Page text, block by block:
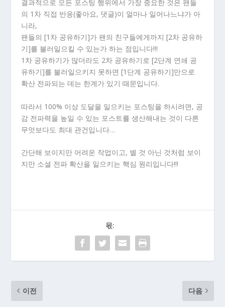
결과적으로 모든 포스팅 행위에서 가장 중요한 것은 팬들
의 1차 직접 반응(좋아요, 댓글)이 얼마나 일어나느냐가 아
니라,
팬들의 [1차 공유하기]가 팬의 친구들에게까지 [2차 공유하
기]를 불러일으킬 수 있는가 하는 점입니다!!!
1차 공유하기가 많더라도 2차 공유하기로 [2단계 연쇄 공
유하기]를 불러일으키지 못하면 [1단계 공유하기]만으로
확산 전파되는 데는 한계가 있기 때문입니다.
따라서 100% 이상 도달을 일으키는 포스팅을 하시려면, 공
감 전파력을 높일 수 있는 포스트를 생산해내는 것이 다른
무엇보다도 최대 관건입니다…
간단해 보이지만 어려운 작업이고, 별 것 아닌 것처럼 보이
지만 소셜 전파 확산을 일으키는 핵심 원리입니다!!!
몫:
이전 다음